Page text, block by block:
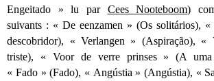
Engeitado » lu par Cees Nooteboom)
suivants : « De eenzamen » (Os solitários),
descobridor), « Verlangen » (Aspiração), «
triste), « Voor de verre prinses » (A uma
« Fado » (Fado), « Angústia » (Angústia), «